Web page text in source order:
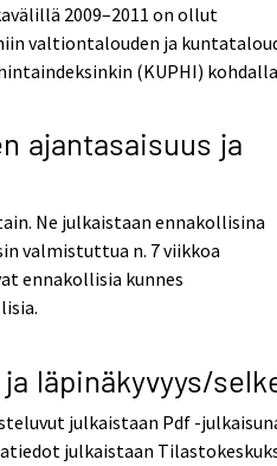
2009–2011 on ollut
valtiontalouden ja
(KUPHI)
ajantasaisuus ja
Ne julkaistaan ennakollisina
valmistuttua n. 7 viikkoa
ennakollisia kunnes
läpinäkyvyys/
julkaistaan Pdf -
julkaistaan